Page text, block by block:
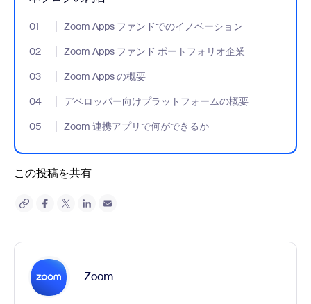
01 Zoom Apps ファンドでのイノベーション
- Jumplink to Zoom Apps ファンドでのイノベーション
02
Zoom Apps ファンド ポートフォリオ企業
- Jumplink to Zoom Apps ファンド ポートフォリオ企業
03
Zoom Apps の概要
- Jumplink to Zoom Apps の概要
04
デベロッパー向けプラットフォームの概要
- Jumplink to デベロッパー向けプラットフォームの概要
05
Zoom 連携アプリで何ができるか
- Jumplink to Zoom 連携アプリで何ができるか
この投稿を共有
Zoom